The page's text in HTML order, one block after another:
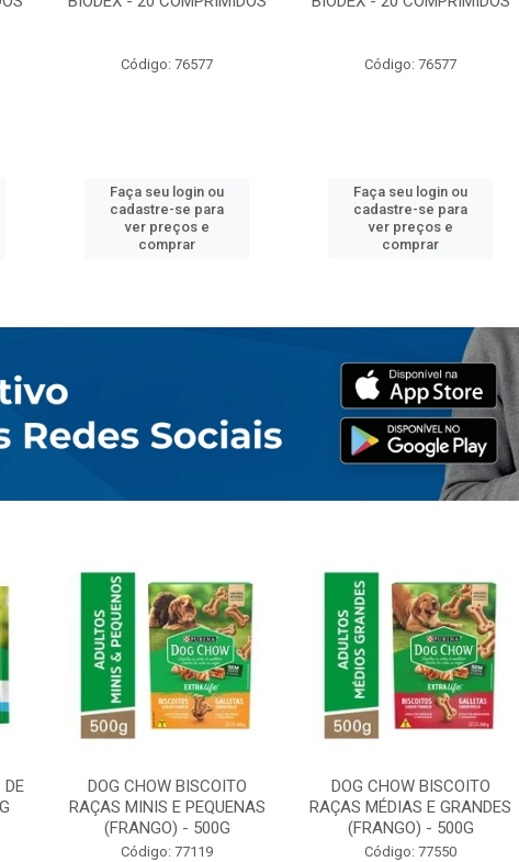
Código: 76577
Faça seu login ou
cadastre-se para
ver preços e
comprar
Código: 76577
Faça seu login ou
cadastre-se para
ver preços e
comprar
DE
DOG CHOW BISCOITO
RAÇAS MINIS E PEQUENAS
(FRANGO) - 500G
Código: 77119
DOG CHOW BISCOITO
RAÇAS MÉDIAS E GRANDES
(FRANGO) - 500G
Código: 77550